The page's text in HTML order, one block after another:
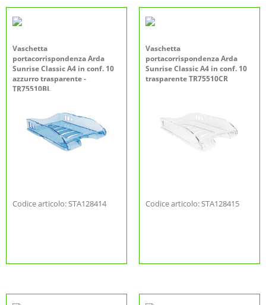
Vaschetta
portacorrispondenza Arda
Sunrise Classic A4 in conf. 10
azzurro trasparente -
TR75510BL
Codice articolo: STA128414
Vaschetta
portacorrispondenza Arda
Sunrise Classic A4 in conf. 10
trasparente TR75510CR
Codice articolo: STA128415